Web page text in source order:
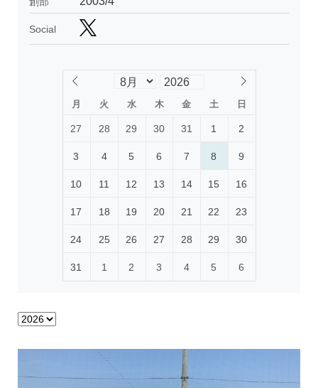
Social
月 火 水 木 金 土 日
27 28 29 30 31 1 2
3 4 5 6 7 8 9
10 11 12 13 14 15 16
17 18 19 20 21 22 23
24 25 26 27 28 29 30
31 1 2 3 4 5 6